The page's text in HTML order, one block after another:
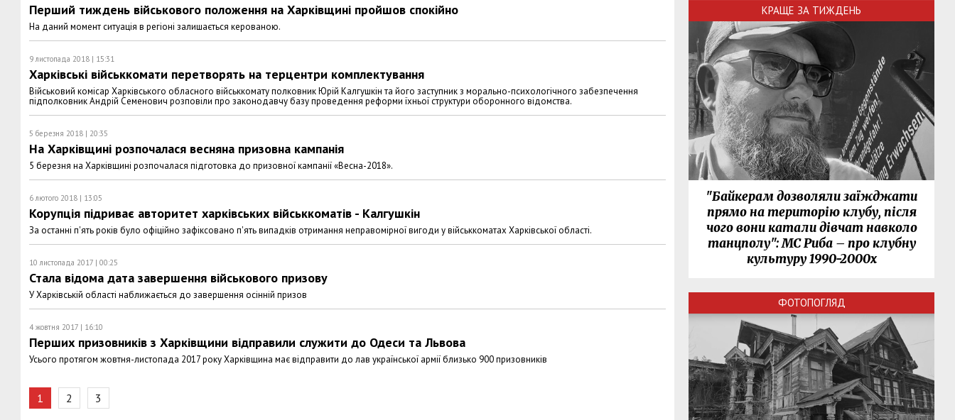
Перший тиждень військового положення на Харківщині пройшов спокійно
На даний момент ситуація в регіоні залишається керованою.
9 листопада 2018 | 15:31
Харківські військкомати перетворять на терцентри комплектування
Військовий комісар Харківського обласного військкомату полковник Юрій Калгушкін та його заступник з морально-психологічного забезпечення
підполковник Андрій Семенович розповіли про законодавчу базу проведення реформи їхньої структури оборонного відомства.
5 березня 2018 | 20:35
На Харківщині розпочалася весняна призовна кампанія
5 березня на Харківщині розпочалася підготовка до призовної кампанії «Весна-2018».
6 лютого 2018 | 13:05
Корупція підриває авторитет харківських військкоматів - Калгушкін
За останні п'ять років було офіційно зафіксовано п'ять випадків отримання неправомірної вигоди у військкоматах Харківської області.
10 листопада 2017 | 00:25
Стала відома дата завершення військового призову
У Харківській області наближається до завершення осінній призов
4 жовтня 2017 | 16:10
Перших призовників з Харківщини відправили служити до Одеси та Львова
Усього протягом жовтня-листопада 2017 року Харківщина має відправити до лав української армії близько 900 призовників
1 2 3
КРАЩЕ ЗА ТИЖДЕНЬ
"Байкерам дозволяли заїжджати
прямо на територію клубу, після
чого вони катали дівчат навколо
танцполу": МС Риба – про клубну
культуру 1990-2000х
ФОТОПОГЛЯД